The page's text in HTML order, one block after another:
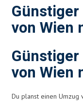
von Wien
von Wien
Du planst einen Umzug